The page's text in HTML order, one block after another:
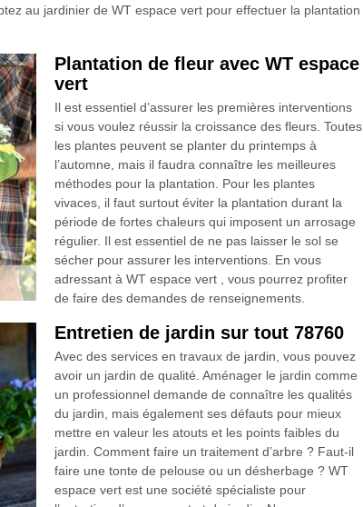
au jardinier de WT espace vert pour effectuer la plantation
Plantation de fleur avec WT espace
vert
Il est essentiel d’assurer les premières interventions
si vous voulez réussir la croissance des fleurs. Toutes
les plantes peuvent se planter du printemps à
l’automne, mais il faudra connaître les meilleures
méthodes pour la plantation. Pour les plantes
vivaces, il faut surtout éviter la plantation durant la
période de fortes chaleurs qui imposent un arrosage
régulier. Il est essentiel de ne pas laisser le sol se
sécher pour assurer les interventions. En vous
adressant à WT espace vert , vous pourrez profiter
de faire des demandes de renseignements.
Entretien de jardin sur tout 78760
Avec des services en travaux de jardin, vous pouvez
avoir un jardin de qualité. Aménager le jardin comme
un professionnel demande de connaître les qualités
du jardin, mais également ses défauts pour mieux
mettre en valeur les atouts et les points faibles du
jardin. Comment faire un traitement d’arbre ? Faut-il
faire une tonte de pelouse ou un désherbage ? WT
espace vert est une société spécialiste pour